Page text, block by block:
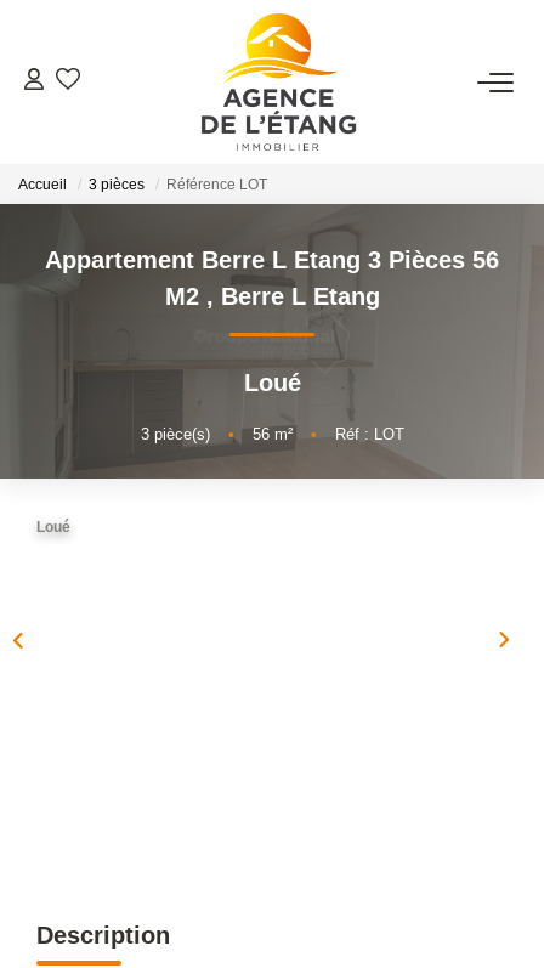
ACHETER
LOUER
ESTIMER
FAIRE GÉRER
Louer Son Bien
Protéger Son Bien
Accueil 3 pièces Référence LOT
Appartement Berre L Etang 3 Pièces 56
M2 , Berre L Etang
Loué
3pièce(s) • 56m² • Réf : LOT
Loué
Description